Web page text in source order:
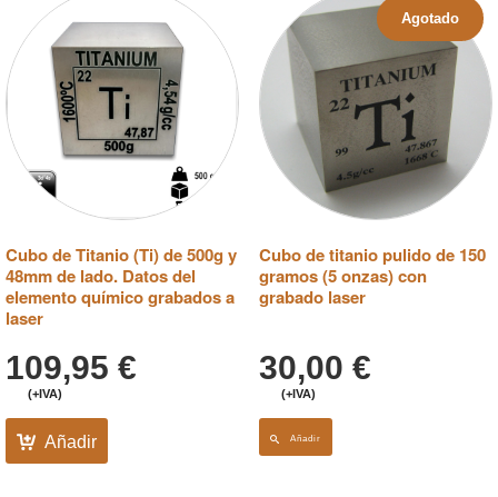
Cubo de Titanio (Ti) de 500g y
48mm de lado. Datos del
elemento químico grabados a
laser
109,95 €
(+IVA)
Añadir
Cubo de titanio pulido de 150
gramos (5 onzas) con
grabado laser
Agotado
30,00 €
(+IVA)
Añadir